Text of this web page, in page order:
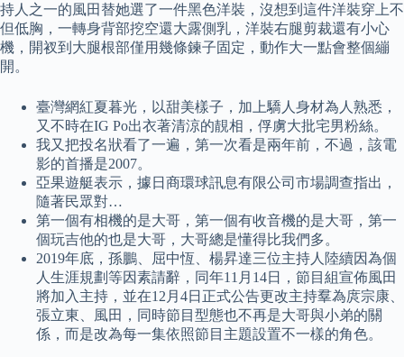
持人之一的風田替她選了一件黑色洋裝，沒想到這件洋裝穿上不
但低胸，一轉身背部挖空還大露側乳，洋裝右腿剪裁還有小心
機，開衩到大腿根部僅用幾條鍊子固定，動作大一點會整個繃
開。
臺灣網紅夏暮光，以甜美樣子，加上驕人身材為人熟悉，
又不時在IG Po出衣著清涼的靚相，俘虜大批宅男粉絲。
我又把投名狀看了一遍，第一次看是兩年前，不過，該電
影的首播是2007。
亞果遊艇表示，據日商環球訊息有限公司市場調查指出，
隨著民眾對…
第一個有相機的是大哥，第一個有收音機的是大哥，第一
個玩吉他的也是大哥，大哥總是懂得比我們多。
2019年底，孫鵬、屈中恆、楊昇達三位主持人陸續因為個
人生涯規劃等因素請辭，同年11月14日，節目組宣佈風田
將加入主持，並在12月4日正式公告更改主持羣為庹宗康、
張立東、風田，同時節目型態也不再是大哥與小弟的關
係，而是改為每一集依照節目主題設置不一樣的角色。